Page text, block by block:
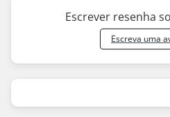
Escrever resenha
Escreva uma